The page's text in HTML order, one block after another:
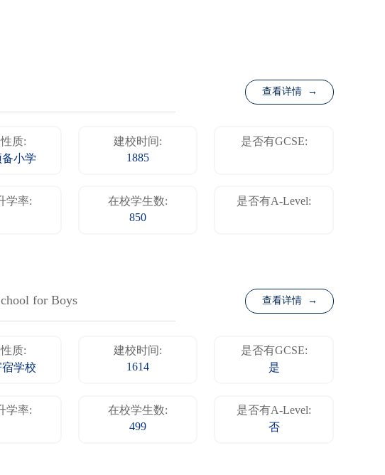
查看详情 →
质:
小学
建校时间:
1885
是否有GCSE:
学率:
在校学生数:
850
是否有A-Level:
for Boys 查看详情 →
质:
学校
建校时间:
1614
是否有GCSE:
是
学率:
在校学生数:
499
是否有A-Level:
否